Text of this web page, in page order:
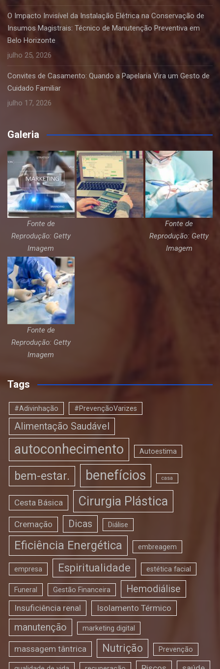
O Impacto Invisível da Instalação Elétrica na Conservação de
Insumos Magistrais: Técnico de Manutenção Preventiva em
Belo Horizonte
julho 25, 2026
Convites de Casamento: Quando a Papelaria Vira um Gesto de
Cuidado Familiar
julho 17, 2026
Galeria
Fonte de
Reprodução: Getty
Imagem
Fonte de
Reprodução: Getty
Imagem
Fonte de
Reprodução: Getty
Imagem
Tags
#Adivinhação #PrevençãoVarizes
Alimentação Saudável
autoconhecimento Autoestima
bem-estar. benefícios casa
Cesta Básica Cirurgia Plástica
Cremação Dicas Diálise
Eficiência Energética embreagem
empresa Espiritualidade estética facial
Funeral Gestão Financeira Hemodiálise
Insuficiência renal Isolamento Térmico
manutenção marketing digital
massagem tântrica Nutrição Prevenção